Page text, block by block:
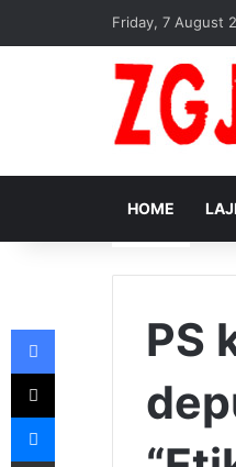
Friday, 7 August
HOME
PS